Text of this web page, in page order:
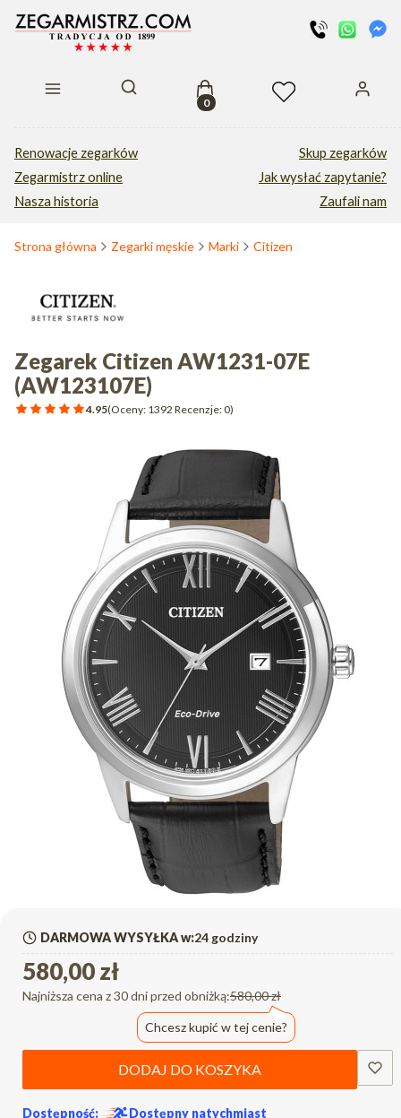
Otwórz wyszukiwarkęProdukty w koszyku: 0. Zobacz
Renowacje zegarków
Zegarmistrz online
Nasza historia
Skup zegarków
Jak wysłać zapytanie?
Zaufali nam
Strona główna Zegarki męskie Marki Citizen
Zegarek Citizen AW1231-07E
(AW123107E)
4.95(Oceny: 1392 Recenzje: 0)
DARMOWA WYSYŁKA w:24 godziny
580,00 zł
Najniższa cena z 30 dni przed obniżką:580,00 zł
Chcesz kupić w tej cenie?
DODAJ DO KOSZYKA
Dostępność:
Dostępny natychmiast